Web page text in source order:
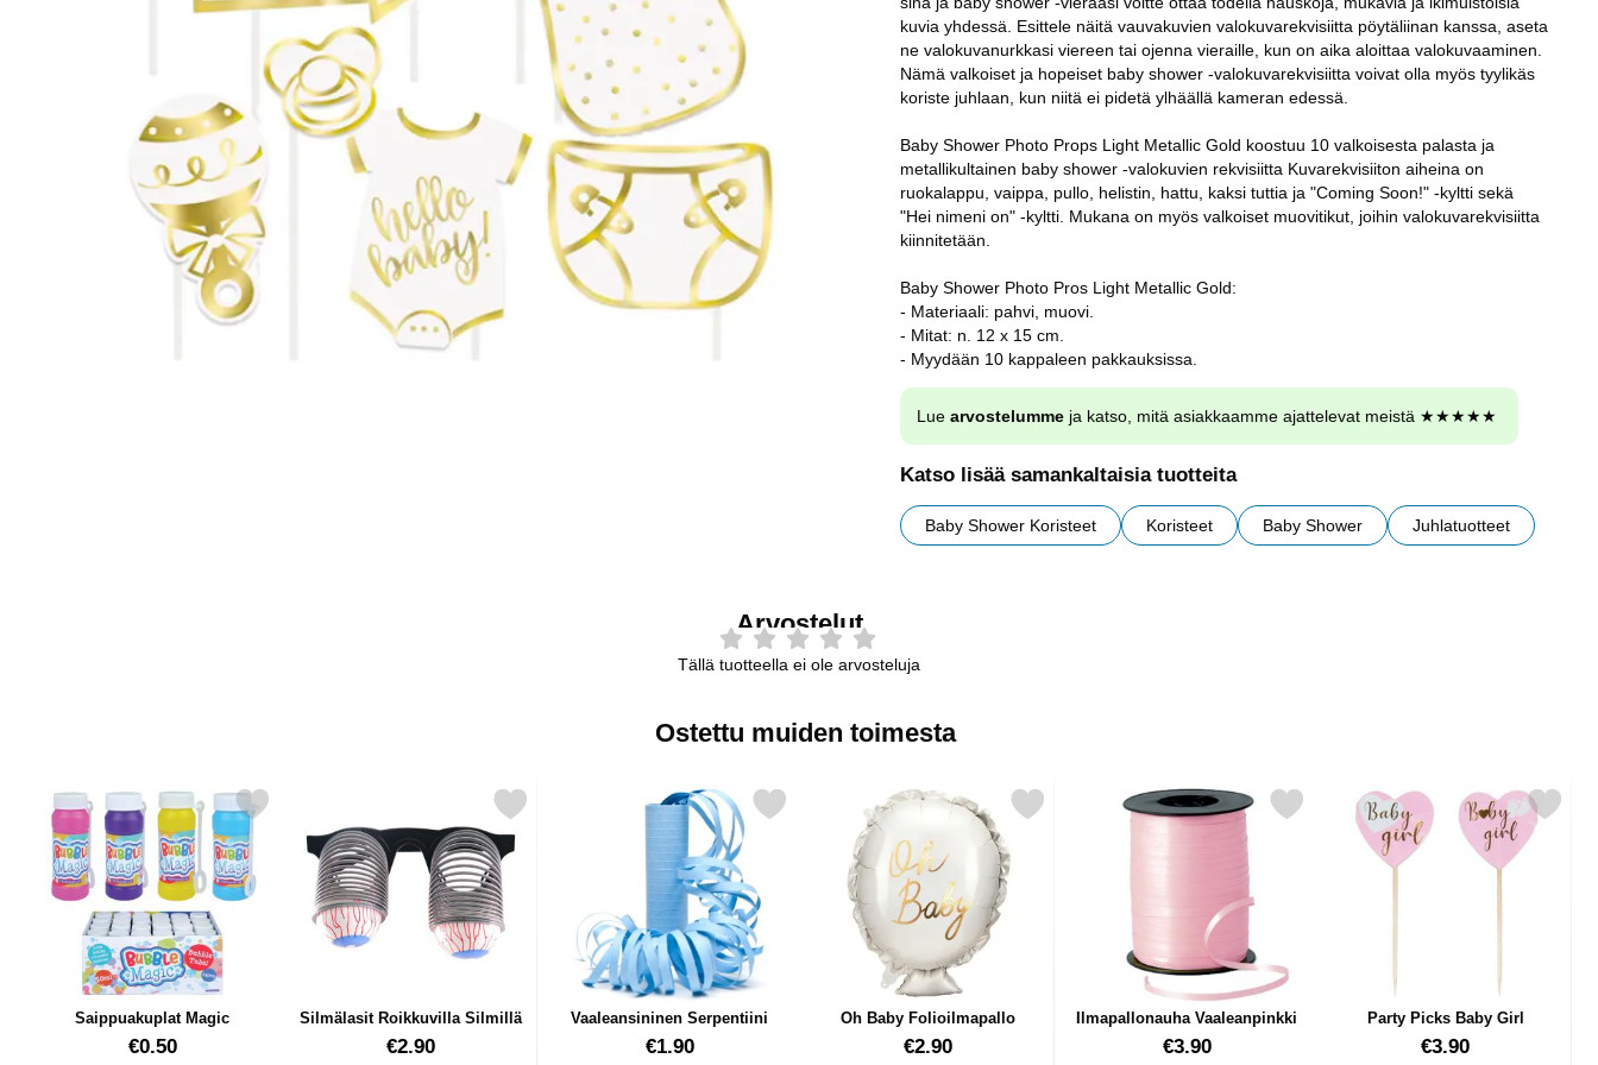
kuvia yhdessä. Esittele näitä vauvakuvien valokuvarekvisiitta pöytäliinan kanssa, aseta
ne valokuvanurkkasi viereen tai ojenna vieraille, kun on aika aloittaa valokuvaaminen.
Nämä valkoiset ja hopeiset baby shower -valokuvarekvisiitta voivat olla myös tyylikäs
koriste juhlaan, kun niitä ei pidetä ylhäällä kameran edessä.
Baby Shower Photo Props Light Metallic Gold koostuu 10 valkoisesta palasta ja
metallikultainen baby shower -valokuvien rekvisiitta Kuvarekvisiiton aiheina on
ruokalappu, vaippa, pullo, helistin, hattu, kaksi tuttia ja "Coming Soon!" -kyltti sekä
"Hei nimeni on" -kyltti. Mukana on myös valkoiset muovitikut, joihin valokuvarekvisiitta
kiinnitetään.
Baby Shower Photo Pros Light Metallic Gold:
- Materiaali: pahvi, muovi.
- Mitat: n. 12 x 15 cm.
- Myydään 10 kappaleen pakkauksissa.
Lue arvostelumme ja katso, mitä asiakkaamme ajattelevat meistä ★★★★★
Katso lisää samankaltaisia tuotteita
Baby Shower Koristeet Koristeet Baby Shower Juhlatuotteet
Arvostelut
Tällä tuotteella ei ole arvosteluja
Ostettu muiden toimesta
Saippuakuplat Magic
Tuote.nro 12437€0.50
Merkitse saippuakuplat Magic suosikiksi
Silmälasit Roikkuvilla Silmillä
Tuote.nro 24326€2.90
Merkitse silmälasit Roikkuvilla Silmillä suosikiksi
Vaaleansininen Serpentiini
Tuote.nro 12510€1.90
Merkitse vaaleansininen Serpentiini suosikiksi
Oh Baby Folioilmapallo
Tuote.nro 42763€2.90
Merkitse oh Baby Folioilmapallo suosikiksi
Ilmapallonauha Vaaleanpinkki
Tuote.nro 12726€3.90
Merkitse ilmapallonauha Vaaleanpinkki suosikiksi
Party Picks Baby Girl
Tuote.nro 38266€3.90
Merkitse party Picks Baby